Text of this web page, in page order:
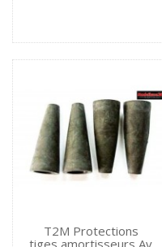
T2M Protections
tiges amortisseurs Av